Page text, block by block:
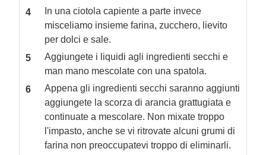
In una ciotola capiente a parte invece
misceliamo insieme farina, zucchero, lievito
per dolci e sale.
Aggiungete i liquidi agli ingredienti secchi e
man mano mescolate con una spatola.
Appena gli ingredienti secchi saranno aggiunti
aggiungete la scorza di arancia grattugiata e
continuate a mescolare. Non mixate troppo
l'impasto, anche se vi ritrovate alcuni grumi di
farina non preoccupatevi troppo di eliminarli.